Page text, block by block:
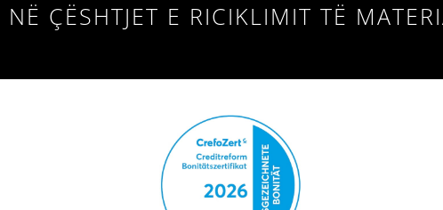
NË ÇËSHTJET E RICIKLIMIT TË